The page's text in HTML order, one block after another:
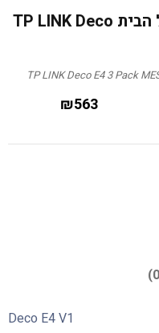
מערכת אלחוטית לכיסוי בכל הבית TP LINK Deco
₪563
Deco E4 V1